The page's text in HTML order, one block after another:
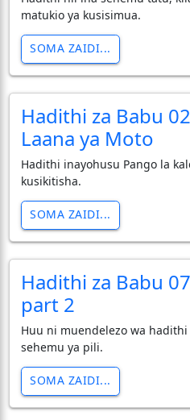
matukio ya kusisimua.
SOMA ZAIDI...
Hadithi za Babu
Laana ya Moto
Hadithi inayohusu Pango la
kusikitisha.
SOMA ZAIDI...
Hadithi za Babu
part 2
Huu ni muendelezo wa
sehemu ya pili.
SOMA ZAIDI...